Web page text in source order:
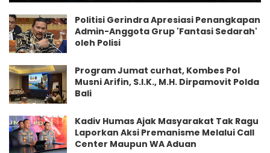
Politisi Gerindra Apresiasi Penangkapan
Admin-Anggota Grup 'Fantasi Sedarah'
oleh Polisi
Program Jumat curhat, Kombes Pol
Musni Arifin, S.I.K., M.H. Dirpamovit Polda
Bali
Kadiv Humas Ajak Masyarakat Tak Ragu
Laporkan Aksi Premanisme Melalui Call
Center Maupun WA Aduan